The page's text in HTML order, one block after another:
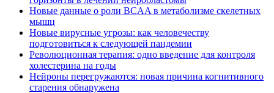
Новые данные о роли BCAA в метаболизме скелетных
мышц
Новые вирусные угрозы: как человечеству
подготовиться к следующей пандемии
Революционная терапия: одно введение для контроля
холестерина на годы
Нейроны перегружаются: новая причина когнитивного
старения обнаружена